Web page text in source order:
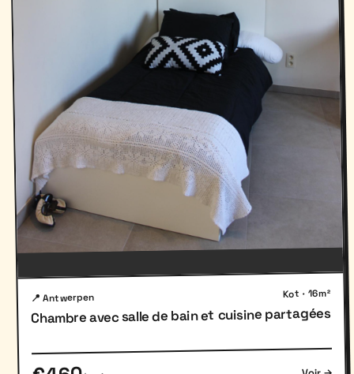
📍 Antwerpen Kot · 16m²
Chambre avec salle de bain et cuisine partagées